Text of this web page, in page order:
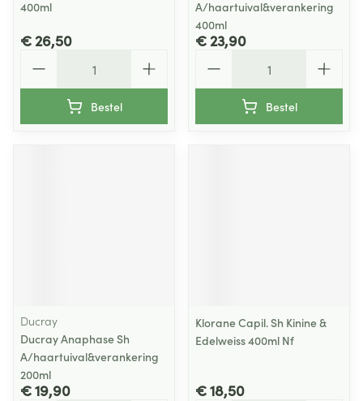
400ml
€ 26,50
Bestel
A/haartuival&verankering
400ml
€ 23,90
Bestel
Ducray
Ducray Anaphase Sh
A/haartuival&verankering
200ml
€ 19,90
Klorane Capil. Sh Kinine &
Edelweiss 400ml Nf
€ 18,50